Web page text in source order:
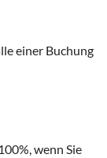
einer Buchung
wenn Sie